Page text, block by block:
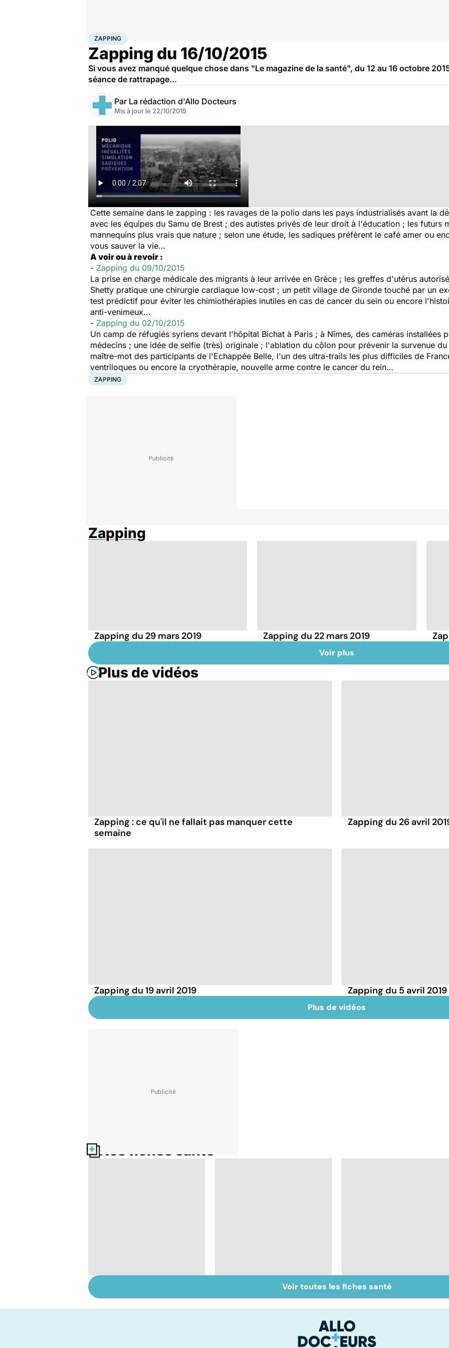
AccueilSantéZapping
ZAPPING
Zapping du 16/10/2015
Si vous avez manqué quelque chose dans "Le magazine de la santé", du 12 au 16 octobre
séance de rattrapage...
Par La rédaction d'Allo Docteurs
Mis à jour le 22/10/2015
Cette semaine dans le zapping : les ravages de la polio dans les pays industrialisés avant la
avec les équipes du Samu de Brest ; des autistes privés de leur droit à l'éducation ; les futurs
mannequins plus vrais que nature ; selon une étude, les sadiques préfèrent le café amer ou
vous sauver la vie…
A voir ou à revoir :
- Zapping du 09/10/2015
La prise en charge médicale des migrants à leur arrivée en Grèce ; les greffes d'utérus
Shetty pratique une chirurgie cardiaque low-cost ; un petit village de Gironde touché par un
test prédictif pour éviter les chimiothérapies inutiles en cas de cancer du sein ou encore
anti-venimeux...
- Zapping du 02/10/2015
Un camp de réfugiés syriens devant l'hôpital Bichat à Paris ; à Nîmes, des caméras installées
médecins ; une idée de selfie (très) originale ; l'ablation du côlon pour prévenir la survenue
maître-mot des participants de l'Echappée Belle, l'un des ultra-trails les plus difficiles de
ventriloques ou encore la cryothérapie, nouvelle arme contre le cancer du rein…
ZAPPING
Zapping
Zapping du 29 mars 2019 Zapping du 22 mars 2019
Voir plus
Plus de vidéos
Zapping : ce qu'il ne fallait pas manquer cette
semaine
Zapping du 26 avril
Zapping du 19 avril 2019 Zapping du 5 avril 2019
Plus de vidéos
Nos fiches santé
infections
Inflammation des
amygdales : que faire
Suicide : prévenir le
passage à l'acte
Voir toutes les fiches santé